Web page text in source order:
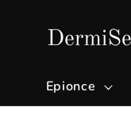
innholdet
Epionce